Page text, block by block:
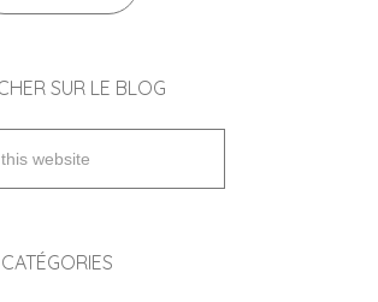
SUR LE BLOG
CATÉGORIES